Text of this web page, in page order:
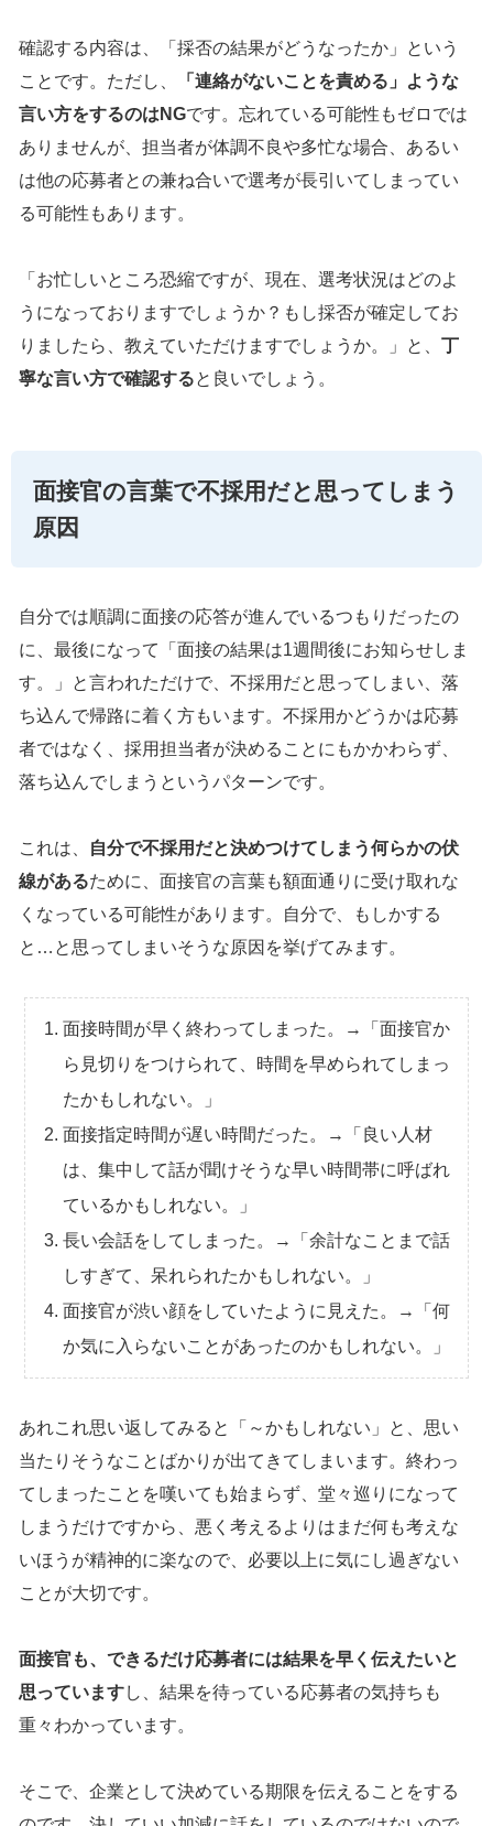
確認する内容は、「採否の結果がどうなったか」という
ことです。ただし、
「連絡がないことを責める」ような
言い方をするのはNGです。忘れている可能性もゼロでは
ありませんが、担当者が体調不良や多忙な場合、あるい
は他の応募者との兼ね合いで選考が長引いてしまってい
る可能性もあります。
「お忙しいところ恐縮ですが、現在、選考状況はどのよ
うになっておりますでしょうか？もし採否が確定してお
りましたら、教えていただけますでしょうか。」と、 丁
寧な言い方で確認すると良いでしょう。
面接官の言葉で不採用だと思ってしまう
原因
自分では順調に面接の応答が進んでいるつもりだったの
に、最後になって「面接の結果は1週間後にお知らせしま
す。」と言われただけで、不採用だと思ってしまい、落
ち込んで帰路に着く方もいます。不採用かどうかは応募
者ではなく、採用担当者が決めることにもかかわらず、
落ち込んでしまうというパターンです。
これは、
自分で不採用だと決めつけてしまう何らかの伏
線があるために、面接官の言葉も額面通りに受け取れな
くなっている可能性があります。自分で、もしかする
と…と思ってしまいそうな原因を挙げてみます。
面接時間が早く終わってしまった。→「面接官か
ら見切りをつけられて、時間を早められてしまっ
たかもしれない。」
面接指定時間が遅い時間だった。→「良い人材
は、集中して話が聞けそうな早い時間帯に呼ばれ
ているかもしれない。」
長い会話をしてしまった。→「余計なことまで話
しすぎて、呆れられたかもしれない。」
面接官が渋い顔をしていたように見えた。→「何
か気に入らないことがあったのかもしれない。」
あれこれ思い返してみると「～かもしれない」と、思い
当たりそうなことばかりが出てきてしまいます。終わっ
てしまったことを嘆いても始まらず、堂々巡りになって
しまうだけですから、悪く考えるよりはまだ何も考えな
いほうが精神的に楽なので、必要以上に気にし過ぎない
ことが大切です。
面接官も、できるだけ応募者には結果を早く伝えたいと
思っていますし、結果を待っている応募者の気持ちも
重々わかっています。
そこで、企業として決めている期限を伝えることをする